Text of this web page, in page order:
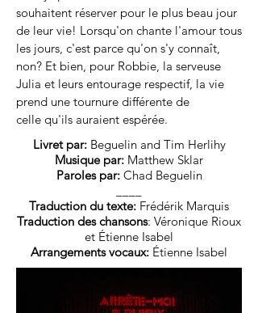
souhaitent réserver pour le plus beau jour
de leur vie! Lorsqu'on chante l'amour tous
les jours, c'est parce qu'on s'y connaît,
non? Et bien, pour Robbie, la serveuse
Julia et leurs entourage respectif, la vie
prend une tournure différente de
celle qu'ils auraient espérée.
Livret par: Beguelin and Tim Herlihy
Musique par: Matthew Sklar
Paroles par: Chad Beguelin
Traduction du texte: Frédérik Marquis
Traduction des chansons: Véronique Rioux
et Étienne Isabel
Arrangements vocaux: Étienne Isabel